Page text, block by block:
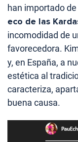
han importado
eco de las
incomodidad de
favorecedora.
y, en España, a
estética al
caracteriza,
buena causa.